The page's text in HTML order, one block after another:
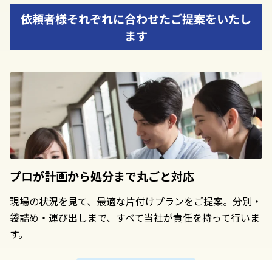
依頼者様それぞれに合わせたご提案をいたし
ます
プロが計画から処分まで丸ごと対応
現場の状況を見て、最適な片付けプランをご提案。分別・
袋詰め・運び出しまで、すべて当社が責任を持って行いま
す。